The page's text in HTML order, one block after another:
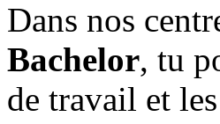
Dans nos
Bachelor, tu
de travail et